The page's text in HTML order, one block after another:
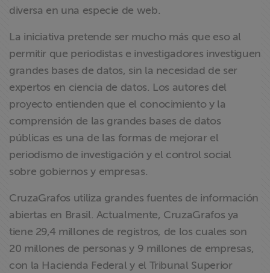
diversa en una especie de web.
La iniciativa pretende ser mucho más que eso al
permitir que periodistas e investigadores investiguen
grandes bases de datos, sin la necesidad de ser
expertos en ciencia de datos. Los autores del
proyecto entienden que el conocimiento y la
comprensión de las grandes bases de datos
públicas es una de las formas de mejorar el
periodismo de investigación y el control social
sobre gobiernos y empresas.
CruzaGrafos utiliza grandes fuentes de información
abiertas en Brasil. Actualmente, CruzaGrafos ya
tiene 29,4 millones de registros, de los cuales son
20 millones de personas y 9 millones de empresas,
con la Hacienda Federal y el Tribunal Superior